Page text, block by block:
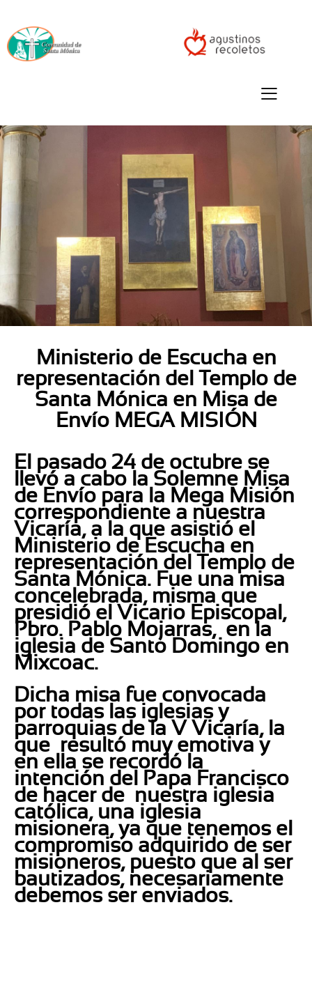
Ministerio de Escucha en
representación del Templo de
Santa Mónica en Misa de
Envío MEGA MISIÓN
El pasado 24 de octubre se
llevó a cabo la Solemne Misa
de Envío para la Mega Misión
correspondiente a nuestra
Vicaría, a la que asistió el
Ministerio de Escucha en
representación del Templo de
Santa Mónica. Fue una misa
concelebrada, misma que
presidió el Vicario Episcopal,
Pbro. Pablo Mojarras, en la
iglesia de Santo Domingo en
Mixcoac.
Dicha misa fue convocada
por todas las iglesias y
parroquias de la V Vicaría, la
que resultó muy emotiva y
en ella se recordó la
intención del Papa Francisco
de hacer de nuestra iglesia
católica, una iglesia
misionera, ya que tenemos el
compromiso adquirido de ser
misioneros, puesto que al ser
bautizados, necesariamente
debemos ser enviados.